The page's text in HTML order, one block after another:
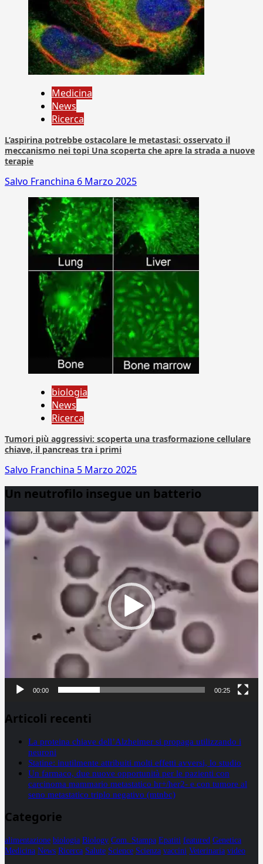
Medicina
News
Ricerca
L’aspirina potrebbe ostacolare le metastasi: osservato il
meccanismo nei topi Una scoperta che apre la strada a nuove
terapie
Salvo Franchina 6 Marzo 2025
biologia
News
Ricerca
Tumori più aggressivi: scoperta una trasformazione cellulare
chiave, il pancreas tra i primi
Salvo Franchina 5 Marzo 2025
Un neutrofilo insegue un batterio
Player
00:00 00:25
Articoli recenti
La proteina chiave dell’Alzheimer si propaga utilizzando i
neuroni
Statine: inutilmente attribuiti molti effetti avversi, lo studio
Un farmaco, due nuove opportunità per le pazienti con
carcinoma mammario metastatico hr+/her2- e con tumore al
seno metastatico triplo negativo (mtnbc)
Categorie
alimentazione biologia Biology Com. Stampa Epatiti featured Genetica
Medicina News Ricerca Salute Science Scienza vaccini Veterinaria video